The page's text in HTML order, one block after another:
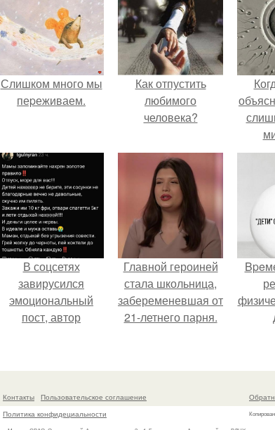
Слишком много мы
пеpеживаем.
Как отпустить
любимого
человека?
В соцсетях
завирусился
эмоциональный
пост, автор
без детей и не
чувство вины.
Главной героиней
стала школьница,
забеременевшая от
21-летнего парня.
Контакты
Пользовательское соглашение
Политика конфидециальности